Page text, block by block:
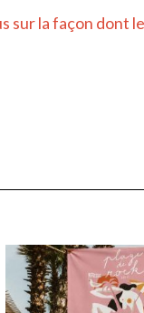
sur la façon dont